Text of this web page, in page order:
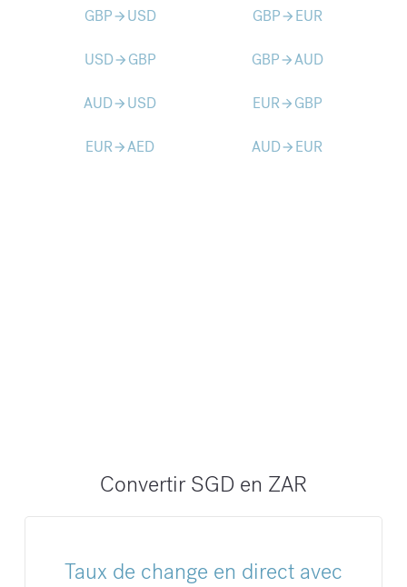
GBParrow_forward USD GBParrow_forward EUR
USDarrow_forward GBP GBParrow_forwardAUD
AUDarrow_forward USD EURarrow_forward GBP
EURarrow_forwardAED AUDarrow_forward EUR
Convertir SGD en ZAR
Taux de change en direct avec